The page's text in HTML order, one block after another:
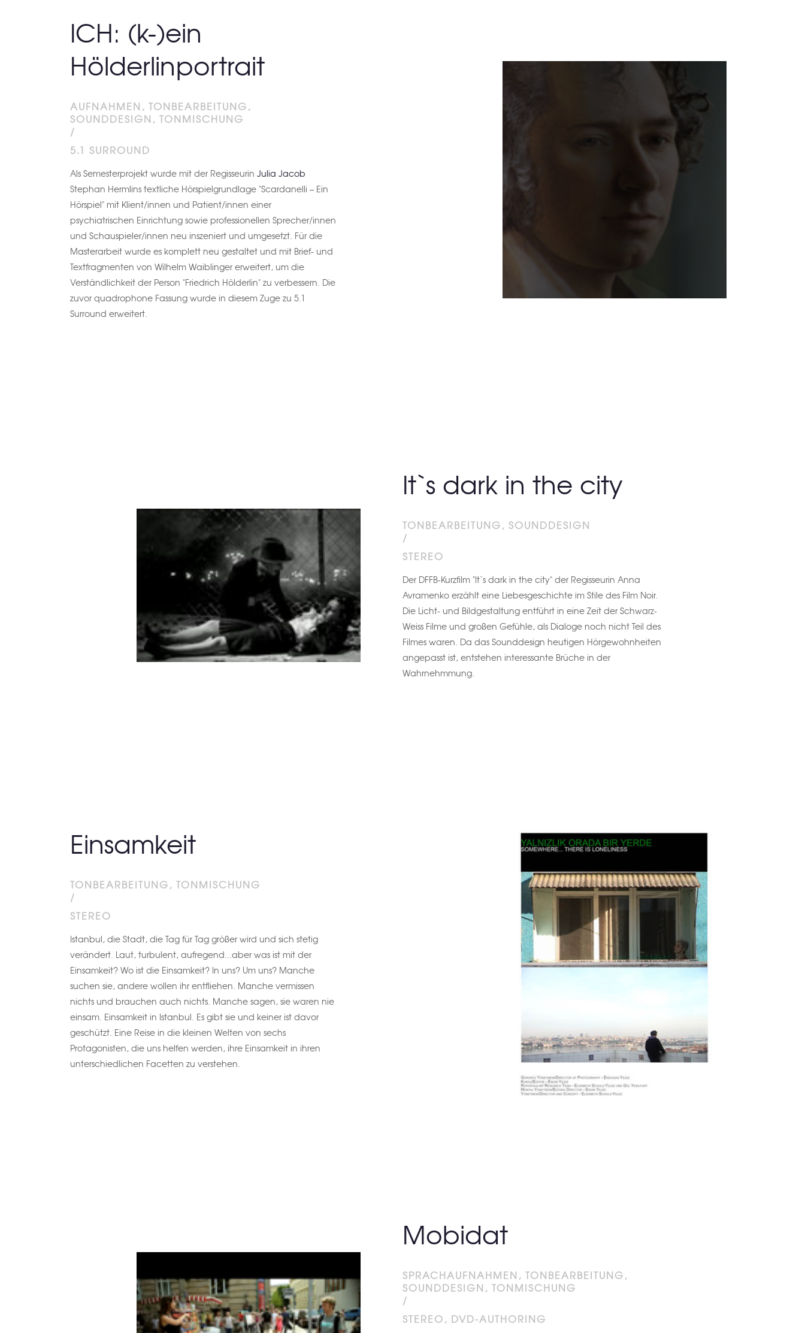
ICH: (k-)ein
Hölderlinportrait
AUFNAHMEN, TONBEARBEITUNG,
SOUNDDESIGN, TONMISCHUNG
/
5.1 SURROUND
Als Semesterprojekt wurde mit der Regisseurin Julia Jacob
Stephan Hermlins textliche Hörspielgrundlage "Scardanelli – Ein
Hörspiel" mit Klient/innen und Patient/innen einer
psychiatrischen Einrichtung sowie professionellen Sprecher/innen
und Schauspieler/innen neu inszeniert und umgesetzt. Für die
Masterarbeit wurde es komplett neu gestaltet und mit Brief- und
Textfragmenten von Wilhelm Waiblinger erweitert, um die
Verständlichkeit der Person "Friedrich Hölderlin" zu verbessern. Die
zuvor quadrophone Fassung wurde in diesem Zuge zu 5.1
Surround erweitert.
It`s dark in the city
TONBEARBEITUNG, SOUNDDESIGN
/
STEREO
Der DFFB-Kurzfilm "It`s dark in the city" der Regisseurin Anna
Avramenko erzählt eine Liebesgeschichte im Stile des Film Noir.
Die Licht- und Bildgestaltung entführt in eine Zeit der Schwarz-
Weiss Filme und großen Gefühle, als Dialoge noch nicht Teil des
Filmes waren. Da das Sounddesign heutigen Hörgewohnheiten
angepasst ist, entstehen interessante Brüche in der
Wahrnehmmung.
Einsamkeit
TONBEARBEITUNG, TONMISCHUNG
/
STEREO
Istanbul, die Stadt, die Tag für Tag größer wird und sich stetig
verändert. Laut, turbulent, aufregend...aber was ist mit der
Einsamkeit? Wo ist die Einsamkeit? In uns? Um uns? Manche
suchen sie, andere wollen ihr entfliehen. Manche vermissen
nichts und brauchen auch nichts. Manche sagen, sie waren nie
einsam. Einsamkeit in Istanbul. Es gibt sie und keiner ist davor
geschützt. Eine Reise in die kleinen Welten von sechs
Protagonisten, die uns helfen werden, ihre Einsamkeit in ihren
unterschiedlichen Facetten zu verstehen.
Mobidat
SPRACHAUFNAHMEN, TONBEARBEITUNG,
SOUNDDESIGN, TONMISCHUNG
/
STEREO, DVD-AUTHORING